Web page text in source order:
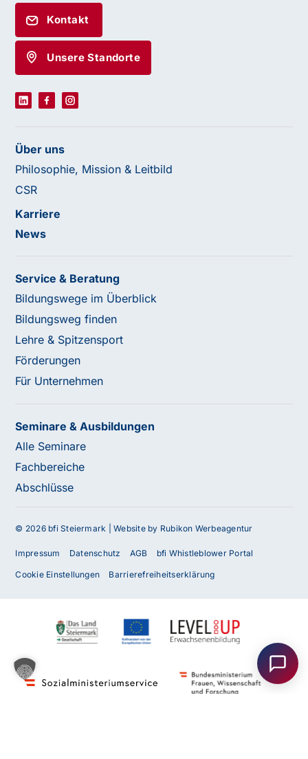
Haben Sie Fragen oder benötigen Sie
Unterstützung?
Unser Team ist gerne für Sie da! Nehmen Sie jetzt
Kontakt mit uns auf – wir freuen uns auf Ihre Anfrage.
Kontakt
Unsere Standorte
Über uns
Philosophie, Mission & Leitbild
CSR
Karriere
News
Service & Beratung
Bildungswege im Überblick
Bildungsweg finden
Lehre & Spitzensport
Förderungen
Für Unternehmen
Seminare & Ausbildungen
Alle Seminare
Fachbereiche
Abschlüsse
© 2026 bfi Steiermark |Website by Rubikon Werbeagentur
Impressum Datenschutz AGB bfi Whistleblower Portal
Cookie Einstellungen Barrierefreiheitserklärung